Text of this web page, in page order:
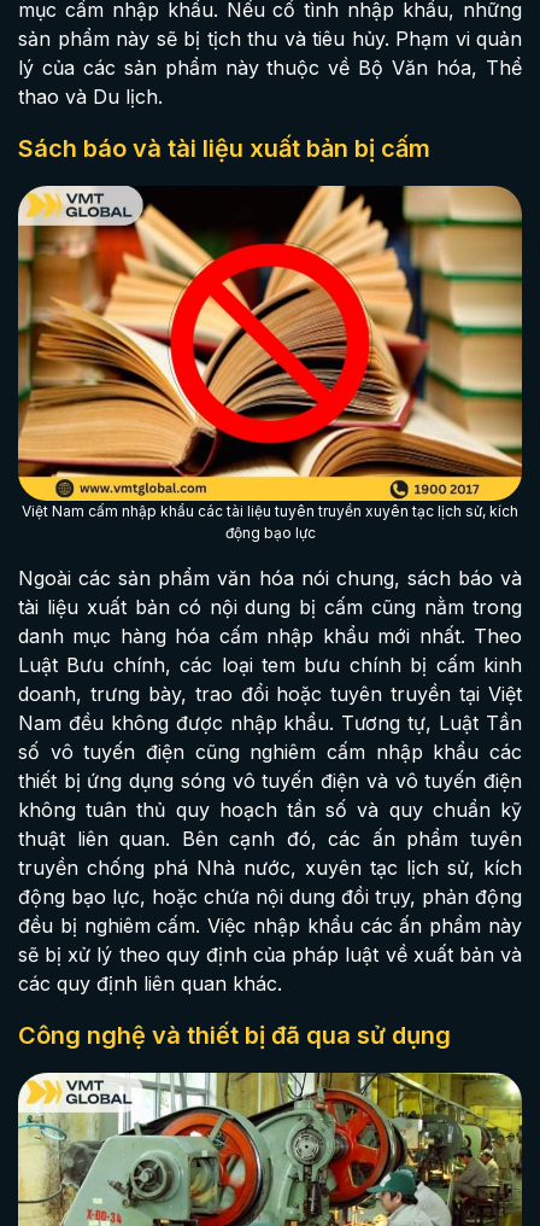
mục cấm nhập khẩu. Nếu cố tình nhập khẩu, những
sản phẩm này sẽ bị tịch thu và tiêu hủy. Phạm vi quản
lý của các sản phẩm này thuộc về Bộ Văn hóa, Thể
thao và Du lịch.
Sách báo và tài liệu xuất bản bị cấm
Việt Nam cấm nhập khẩu các tài liệu tuyên truyền xuyên tạc lịch sử, kích
động bạo lực
Ngoài các sản phẩm văn hóa nói chung, sách báo và
tài liệu xuất bản có nội dung bị cấm cũng nằm trong
danh mục hàng hóa cấm nhập khẩu mới nhất. Theo
Luật Bưu chính, các loại tem bưu chính bị cấm kinh
doanh, trưng bày, trao đổi hoặc tuyên truyền tại Việt
Nam đều không được nhập khẩu. Tương tự, Luật Tần
số vô tuyến điện cũng nghiêm cấm nhập khẩu các
thiết bị ứng dụng sóng vô tuyến điện và vô tuyến điện
không tuân thủ quy hoạch tần số và quy chuẩn kỹ
thuật liên quan. Bên cạnh đó, các ấn phẩm tuyên
truyền chống phá Nhà nước, xuyên tạc lịch sử, kích
động bạo lực, hoặc chứa nội dung đồi trụy, phản động
đều bị nghiêm cấm. Việc nhập khẩu các ấn phẩm này
sẽ bị xử lý theo quy định của pháp luật về xuất bản và
các quy định liên quan khác.
Công nghệ và thiết bị đã qua sử dụng